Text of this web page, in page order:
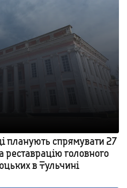
планують спрямувати 27
реставрацію головного
в Тульчині